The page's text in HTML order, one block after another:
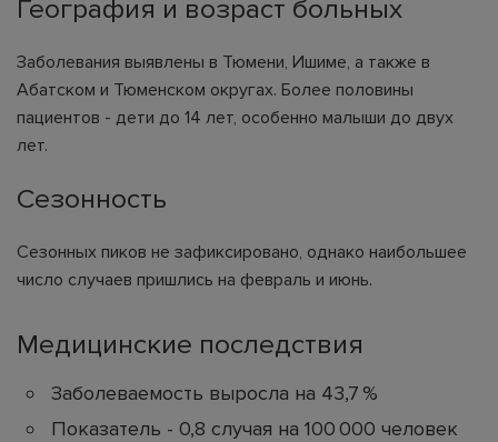
География и возраст больных
Заболевания выявлены в Тюмени, Ишиме, а также в
Абатском и Тюменском округах. Более половины
пациентов - дети до 14 лет, особенно малыши до двух
лет.
Сезонность
Сезонных пиков не зафиксировано, однако наибольшее
число случаев пришлись на февраль и июнь.
Медицинские последствия
Заболеваемость выросла на 43,7 %
Показатель - 0,8 случая на 100 000 человек